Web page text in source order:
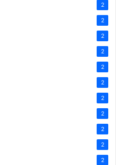
2
2
2
2
2
2
2
2
2
2
2